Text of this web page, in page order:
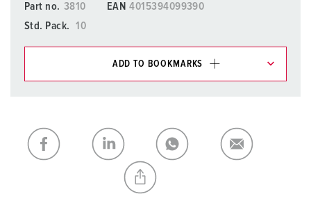
Part no. 3810 EAN 4015394099390
Std. Pack.
10
ADD TO BOOKMARKS
My list ADD
CREATE A NEW LIST